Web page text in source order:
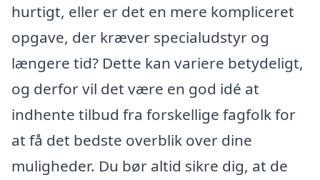
hurtigt, eller er det en mere kompliceret
opgave, der kræver specialudstyr og
længere tid? Dette kan variere betydeligt,
og derfor vil det være en god idé at
indhente tilbud fra forskellige fagfolk for
at få det bedste overblik over dine
muligheder. Du bør altid sikre dig, at de